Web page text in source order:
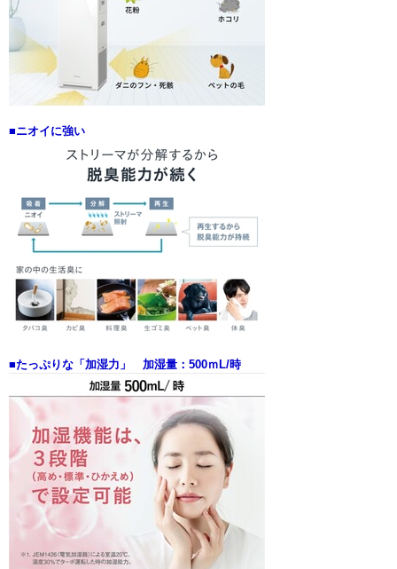
■ニオイに強い
■たっぷりな「加湿力」 加湿量：500ｍL/時